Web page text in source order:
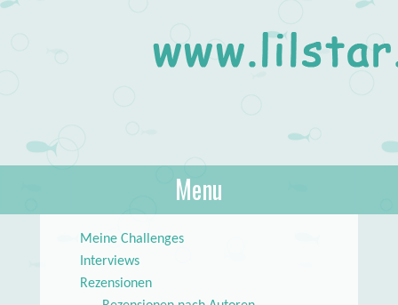
About Books
lilstar.de
Menu
Meine Challenges
Interviews
Rezensionen